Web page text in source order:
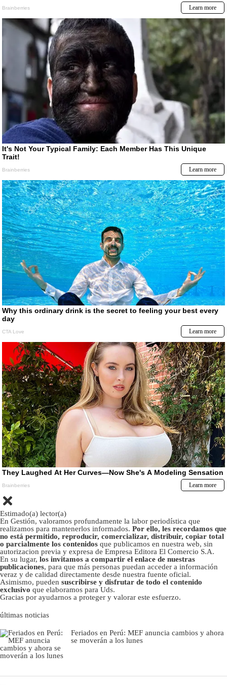
Estimado(a) lector(a)
En Gestión, valoramos profundamente la labor periodística que
realizamos para mantenerlos informados. Por ello, les recordamos que
no está permitido, reproducir, comercializar, distribuir, copiar total
o parcialmente los contenidos que publicamos en nuestra web, sin
autorizacion previa y expresa de Empresa Editora El Comercio S.A.
En su lugar, los invitamos a compartir el enlace de nuestras
publicaciones, para que más personas puedan acceder a información
veraz y de calidad directamente desde nuestra fuente oficial.
Asimismo, pueden suscribirse y disfrutar de todo el contenido
exclusivo que elaboramos para Uds.
Gracias por ayudarnos a proteger y valorar este esfuerzo.
últimas noticias
Feriados en Perú: MEF anuncia cambios y ahora
se moverán a los lunes